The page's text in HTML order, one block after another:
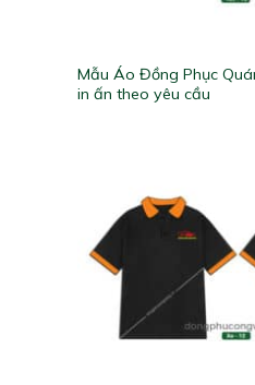
Mẫu Áo Đồng Phục
in ấn theo yêu cầu